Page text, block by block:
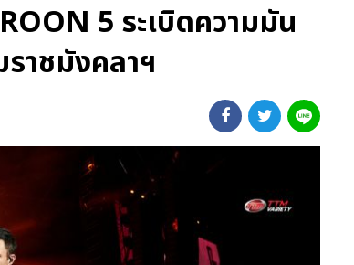
5 ระเบิดความมัน
าชมังคลาฯ